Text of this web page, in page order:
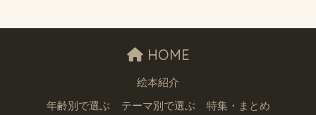
HOME
絵本紹介
年齢別で選ぶ テーマ別で選ぶ 特集・まとめ